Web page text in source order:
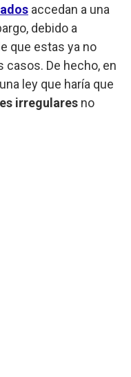
accedan a una
debido a
que estas ya no
casos. De hecho, en
ley que haría que
irregulares no